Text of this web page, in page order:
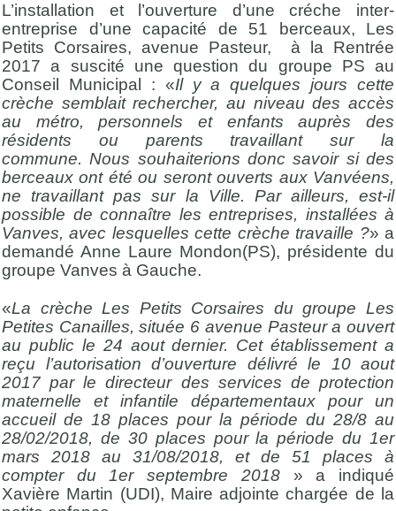
L’installation et l’ouverture d’une créche inter-
entreprise d’une capacité de 51 berceaux, Les
Petits Corsaires, avenue Pasteur, à la Rentrée
2017 a suscité une question du groupe PS au
Conseil Municipal : «Il y a quelques jours cette
crèche semblait rechercher, au niveau des accès
au métro, personnels et enfants auprès des
résidents ou parents travaillant sur la
commune.Nous souhaiterions donc savoir si des
berceaux ont été ou seront ouverts aux Vanvéens,
ne travaillant pas sur la Ville. Par ailleurs, est-il
possible de connaître les entreprises, installées à
Vanves, avec lesquelles cette crèche travaille ?» a
demandé Anne Laure Mondon(PS), présidente du
groupe Vanves à Gauche.
«La crèche Les Petits Corsaires du groupe Les
Petites Canailles, située 6 avenue Pasteur a ouvert
au public le 24 aout dernier. Cet établissement a
reçu l’autorisation d’ouverture délivré le 10 aout
2017 par le directeur des services de protection
maternelle et infantile départementaux pour un
accueil de 18 places pour la période du 28/8 au
28/02/2018, de 30 places pour la période du 1er
mars 2018 au 31/08/2018, et de 51 places à
compter du 1er septembre 2018» a indiqué
Xavière Martin (UDI), Maire adjointe chargée de la